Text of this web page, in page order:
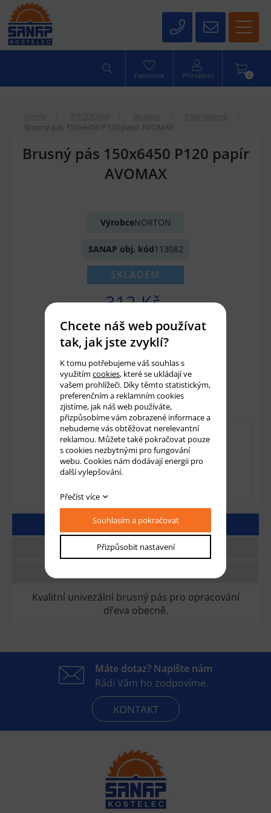
0
Facebook Přihlášení
Brusný pás 150x6450 P120 papír AVOMAX
Brusný pás 150x6450 P120 papír
AVOMAX
VýrobceNORTON
SANAP obj. kód113082
SKLADEM
312 Kč
258 Kč bez DPH
Množství: ks
Přidat do košíku
DETAILNÍ POPIS
TECHNICKÉ PARAMETRY
Kvalitní univezální brusný pás pro opracování
dřeva obecně.
Máte dotaz? Napište nám
Rádi Vám ho zodpovíme.
KONTAKT
Chcete náš web používat
tak, jak jste zvyklí?
K tomu potřebujeme váš souhlas s
využitím cookies, které se ukládají ve
vašem prohlížeči. Díky těmto statistickým,
preferenčním a reklamním cookies
zjistíme, jak náš web používáte,
přizpůsobíme vám zobrazené informace a
nebudeme vás obtěžovat nerelevantní
reklamou. Můžete také pokračovat pouze
s cookies nezbytnými pro fungování
webu. Cookies nám dodávají energii pro
další vylepšování.
Přečíst více
Souhlasím a pokračovat
Přizpůsobit nastavení